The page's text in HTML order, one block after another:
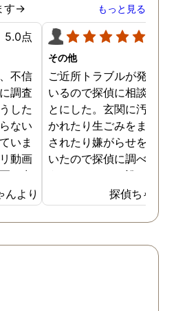
す→ もっと見る
5.0点
不信
調査
した
ない
いま
動画
し出
にシ
でス
では
うと
った
んより
その他
ご近所トラブルが発生し
いるので探偵に相談する
とにした。玄関に汚物を
かれたり生ごみをまき散
されたり嫌がらせを受け
いたので探偵に調べても
うことにした。誰がやっ
いるのか何が原因なのか
べてもらうと隣の奥さん
った。痴呆症が進み被害
だ。普段は普通なのに夜
探偵ちゃん